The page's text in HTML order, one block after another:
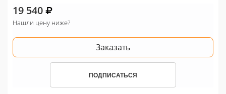
18 кг (40 lbs)
20 кг (45 lbs)
19 540
Нашли цену ниже?
Заказать
ПОДПИСАТЬСЯ